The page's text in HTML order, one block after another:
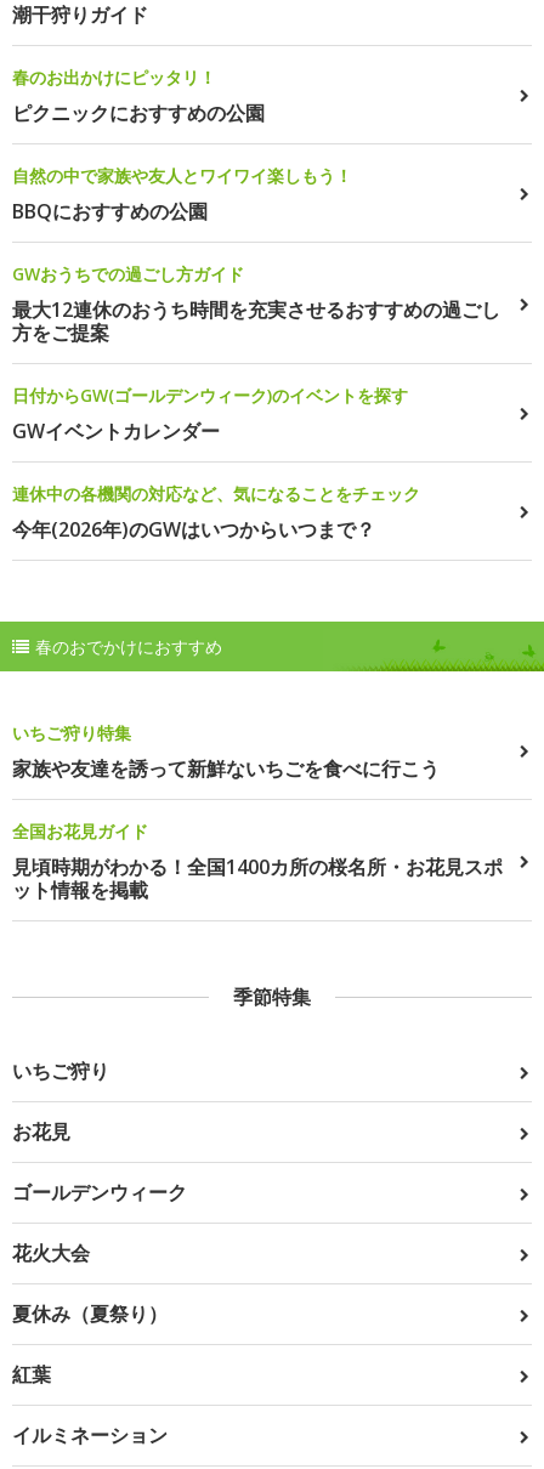
潮干狩りガイド
春のお出かけにピッタリ！
ピクニックにおすすめの公園
自然の中で家族や友人とワイワイ楽しもう！
BBQにおすすめの公園
GWおうちでの過ごし方ガイド
最大12連休のおうち時間を充実させるおすすめの過ごし
方をご提案
日付からGW(ゴールデンウィーク)のイベントを探す
GWイベントカレンダー
連休中の各機関の対応など、気になることをチェック
今年(2026年)のGWはいつからいつまで？
春のおでかけにおすすめ
いちご狩り特集
家族や友達を誘って新鮮ないちごを食べに行こう
全国お花見ガイド
見頃時期がわかる！全国1400カ所の桜名所・お花見スポ
ット情報を掲載
季節特集
いちご狩り
お花見
ゴールデンウィーク
花火大会
夏休み（夏祭り）
紅葉
イルミネーション